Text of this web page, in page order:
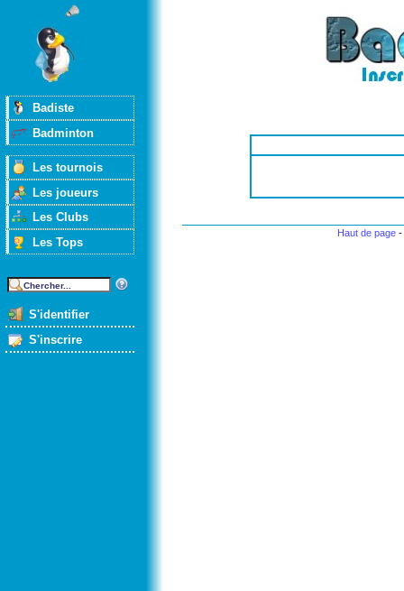
Badiste
Badminton
Les tournois
Les joueurs
Les Clubs
Les Tops
S'identifier
S'inscrire
Haut de page